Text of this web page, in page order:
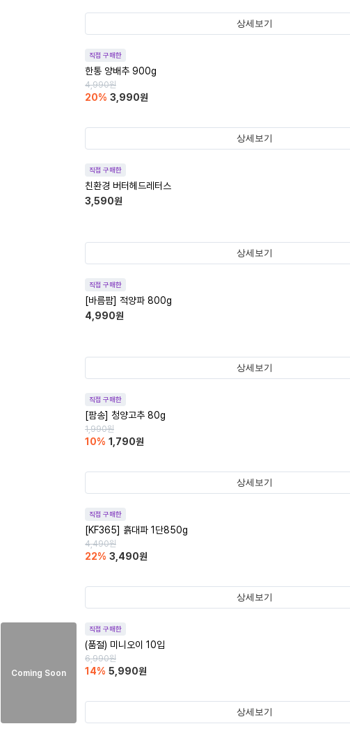
상세보기
직접 구매한
한통 양배추 900g
4,990원
20% 3,990원
상세보기
직접 구매한
친환경 버터헤드레터스
3,590원
상세보기
직접 구매한
[바름팜] 적양파 800g
4,990원
상세보기
직접 구매한
[팜송] 청양고추 80g
1,990원
10% 1,790원
상세보기
직접 구매한
[KF365] 흙대파 1단850g
4,490원
22% 3,490원
상세보기
Coming Soon
직접 구매한
(품절) 미니오이 10입
6,990원
14% 5,990원
상세보기